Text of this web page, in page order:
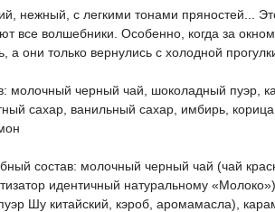
нежный, с легкими тонами пряностей...
все волшебники. Особенно, когда за окном
а они только вернулись с холодной
молочный черный чай, шоколадный пуэр,
сахар, ванильный сахар, имбирь, корица,
состав: молочный черный чай (чай
идентичный натуральному
Шу китайский, кэроб, аромамасла),